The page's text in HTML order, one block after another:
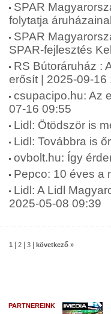
SPAR
folytatja
SPAR
SPAR-fejlesztés
RS Bútoráruház :
erősít | 2025-09-16
csupacipo.hu: Az
07-16 09:55
Lidl: Ötödször is
Lidl: Továbbra is
ovbolt.hu: Így
Pepco: 10 éves a
Lidl: A Lidl
2025-05-08 09:39
1 2 3 következő »
PARTNEREINK